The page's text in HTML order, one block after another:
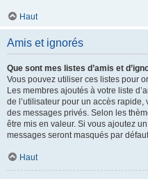
Haut
Amis et ignorés
Que sont mes listes d’amis et
Vous pouvez utiliser ces listes pour
Les membres ajoutés à votre liste
de l’utilisateur pour un accès
des messages privés. Selon les
être mis en valeur. Si vous ajoutez
messages seront masqués par
Haut